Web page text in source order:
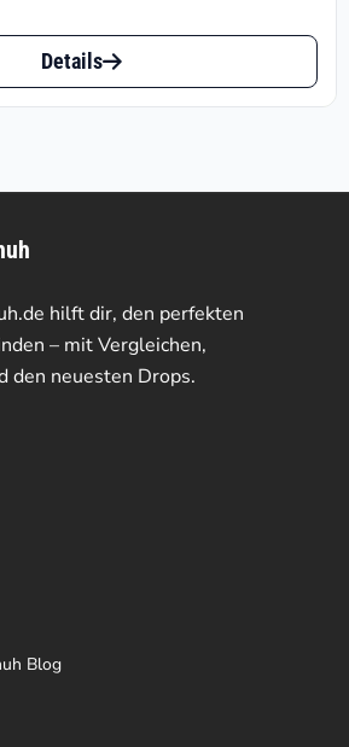
Details
hilft dir, den perfekten
– mit Vergleichen,
den neuesten Drops.
Blog